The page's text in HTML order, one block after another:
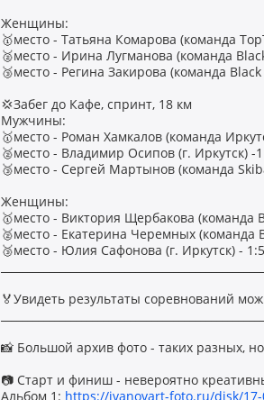
Женщины:
🥇место - Татьяна Комарова (команда
🥈место - Ирина Лугманова (команда
🥉место - Регина Закирова (команда
💢Забег до Кафе, спринт, 18 км
Мужчины:
🥇место - Роман Хамкалов (команда
🥈место - Владимир Осипов (г. Иркутск) -
🥉место - Сергей Мартынов (команда
Женщины:
🥇место - Виктория Щербакова (команда
🥈место - Екатерина Черемных (команда
🥉место - Юлия Сафонова (г. Иркутск) -
🏅Увидеть результаты соревнований
📸 Большой архив фото - таких разных,
📷 Старт и финиш - невероятно
Альбом 1: https://ivanovart-foto.ru/disk/